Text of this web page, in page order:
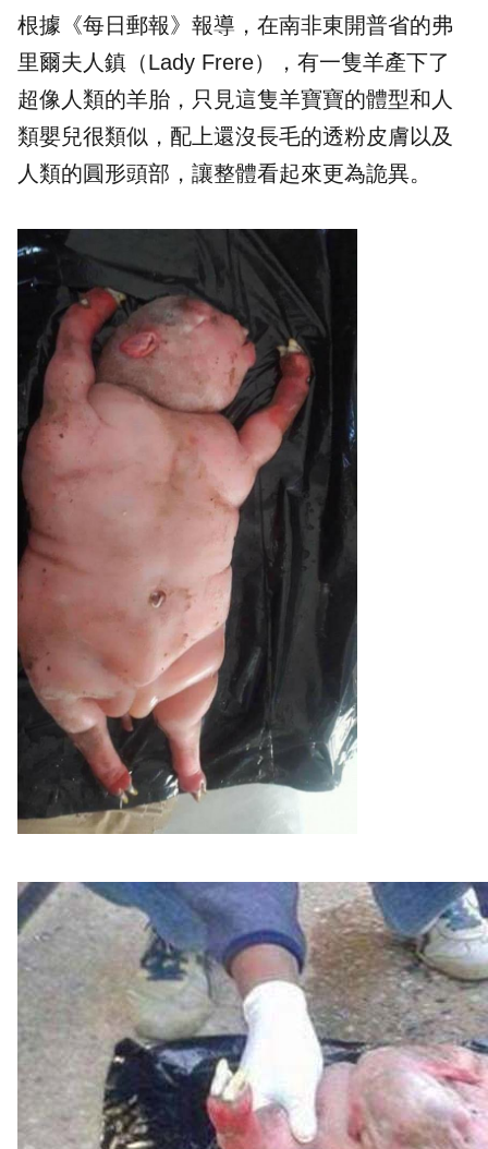
根據《每日郵報》報導，在南非東開普省的弗
里爾夫人鎮（Lady Frere），有一隻羊產下了
超像人類的羊胎，只見這隻羊寶寶的體型和人
類嬰兒很類似，配上還沒長毛的透粉皮膚以及
人類的圓形頭部，讓整體看起來更為詭異。